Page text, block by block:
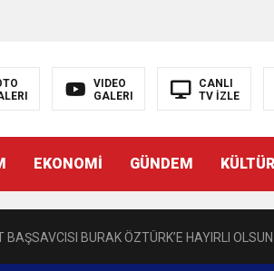
VIDEO
GALERI
CANLI
TV İZLE
EKONOMİ GÜNDEM
BAŞSAVCISI BURAK ÖZTÜRK’E HAYIRLI